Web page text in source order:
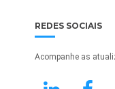
REDES SOCIAIS
Acompanhe as